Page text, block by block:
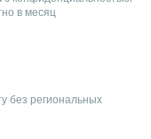
в месяц
без региональных